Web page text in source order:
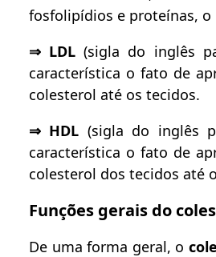
fosfolipídios e proteínas,
⇒ LDL (sigla do inglês
característica o fato de
colesterol até os tecidos.
⇒ HDL (sigla do inglês
característica o fato de
colesterol dos tecidos até
Funções gerais do
De uma forma geral, o